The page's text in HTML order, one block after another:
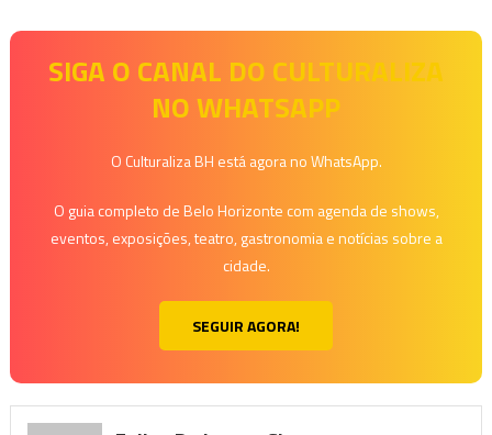
SIGA O CANAL DO CULTURALIZA
NO WHATSAPP
O Culturaliza BH está agora no WhatsApp.
O guia completo de Belo Horizonte com agenda de shows,
eventos, exposições, teatro, gastronomia e notícias sobre a
cidade.
SEGUIR AGORA!